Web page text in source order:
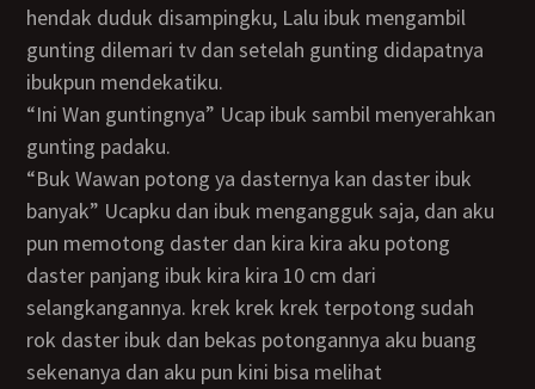
hendak duduk disampingku, Lalu ibuk mengambil
gunting dilemari tv dan setelah gunting didapatnya
ibukpun mendekatiku.
“Ini Wan guntingnya” Ucap ibuk sambil menyerahkan
gunting padaku.
“Buk Wawan potong ya dasternya kan daster ibuk
banyak” Ucapku dan ibuk mengangguk saja, dan aku
pun memotong daster dan kira kira aku potong
daster panjang ibuk kira kira 10 cm dari
selangkangannya. krek krek krek terpotong sudah
rok daster ibuk dan bekas potongannya aku buang
sekenanya dan aku pun kini bisa melihat